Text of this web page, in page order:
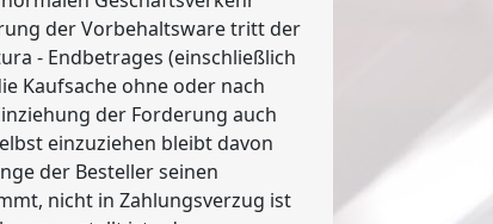
der Vorbehaltsware tritt der
- Endbetrages (einschließlich
Kaufsache ohne oder nach
der Forderung auch
einzuziehen bleibt davon
der Besteller seinen
nicht in Zahlungsverzug ist